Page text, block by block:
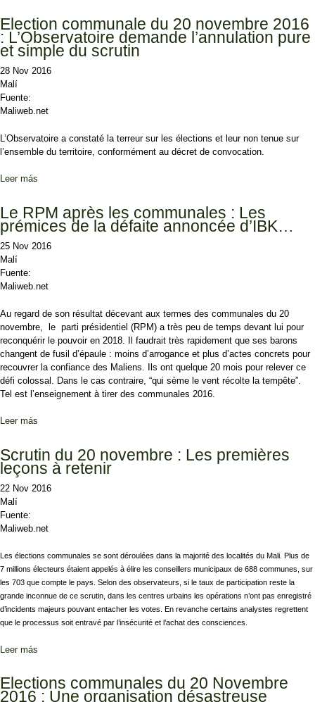
Election communale du 20 novembre 2016
: L’Observatoire demande l’annulation pure
et simple du scrutin
28 Nov 2016
Malí
Fuente:
Maliweb.net
L’Observatoire a constaté la terreur sur les élections et leur non tenue sur
l’ensemble du territoire, conformément au décret de convocation.
Leer más
Le RPM après les communales : Les
prémices de la défaite annoncée d’IBK…
25 Nov 2016
Malí
Fuente:
Maliweb.net
Au regard de son résultat décevant aux termes des communales du 20
novembre, le parti présidentiel (RPM) a très peu de temps devant lui pour
reconquérir le pouvoir en 2018. Il faudrait très rapidement que ses barons
changent de fusil d’épaule : moins d’arrogance et plus d’actes concrets pour
recouvrer la confiance des Maliens. Ils ont quelque 20 mois pour relever ce
défi colossal. Dans le cas contraire, “qui sème le vent récolte la tempête”.
Tel est l’enseignement à tirer des communales 2016.
Leer más
Scrutin du 20 novembre : Les premières
leçons à retenir
22 Nov 2016
Malí
Fuente:
Maliweb.net
Les élections communales se sont déroulées dans la majorité des localités du Mali. Plus de
7 millions électeurs étaient appelés à élire les conseillers municipaux de 688 communes, sur
les 703 que compte le pays. Selon des observateurs, si le taux de participation reste la
grande inconnue de ce scrutin, dans les centres urbains les opérations n’ont pas enregistré
d’incidents majeurs pouvant entacher les votes. En revanche certains analystes regrettent
que le processus soit entravé par l’insécurité et l’achat des consciences.
Leer más
Elections communales du 20 Novembre
2016 : Une organisation désastreuse